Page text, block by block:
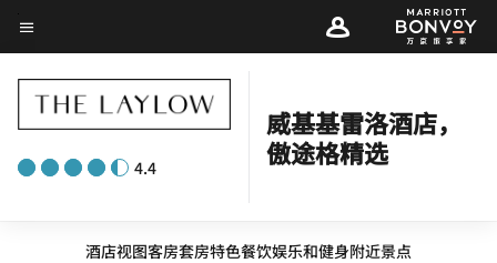
Skip
to
main
content
菜单文本
4.4
威基基雷洛酒店，
傲途格精选
酒店视图客房套房特色餐饮娱乐和健身附近景点